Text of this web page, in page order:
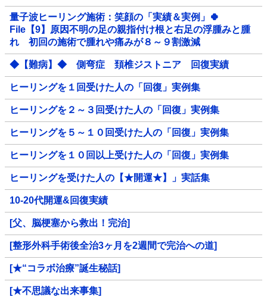
量子波ヒーリング施術：笑顔の「実績＆実例」🍀
File【9】原因不明の足の親指付け根と右足の浮腫みと腫
れ 初回の施術で腫れや痛みが８～９割激減
◆【難病】◆ 側弯症 頚椎ジストニア 回復実績
ヒーリングを１回受けた人の「回復」実例集
ヒーリングを２～３回受けた人の「回復」実例集
ヒーリングを５～１０回受けた人の「回復」実例集
ヒーリングを１０回以上受けた人の「回復」実例集
ヒーリングを受けた人の【★開運★】」実話集
10-20代開運&回復実績
[父、脳梗塞から救出！完治]
[整形外科手術後全治3ヶ月を2週間で完治への道]
[★“コラボ治療”誕生秘話]
[★不思議な出来事集]